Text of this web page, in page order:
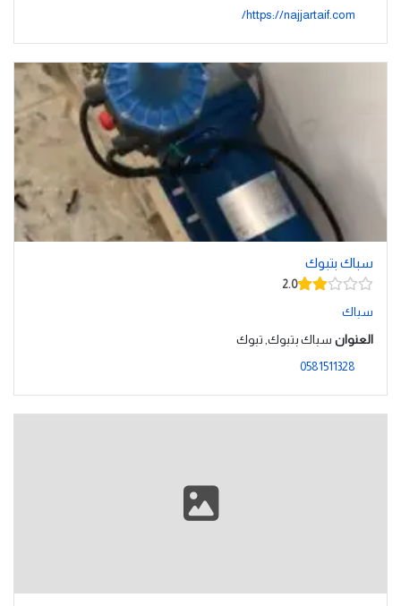
https://najjartaif.com/
سباك بتبوك
2.0
سباك
العنوان سباك بتبوك, تبوك
0581511328